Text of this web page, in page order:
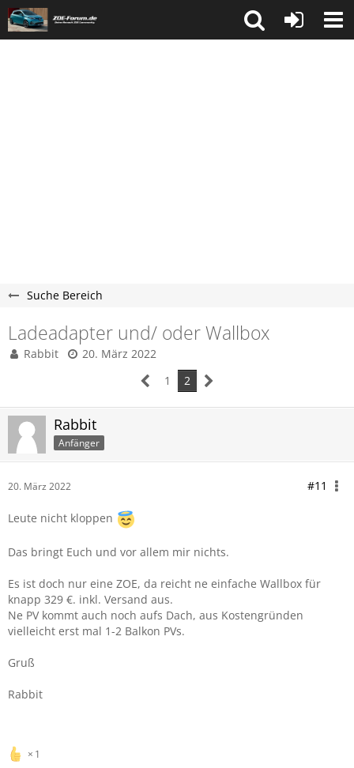
Suche Bereich
Ladeadapter und/ oder Wallbox
Rabbit
20. März 2022
1
2
Rabbit
Anfänger
20. März 2022 #11
Leute nicht kloppen
Das bringt Euch und vor allem mir nichts.
Es ist doch nur eine ZOE, da reicht ne einfache Wallbox für
knapp 329 €. inkl. Versand aus.
Ne PV kommt auch noch aufs Dach, aus Kostengründen
vielleicht erst mal 1-2 Balkon PVs.
Gruß
Rabbit
1